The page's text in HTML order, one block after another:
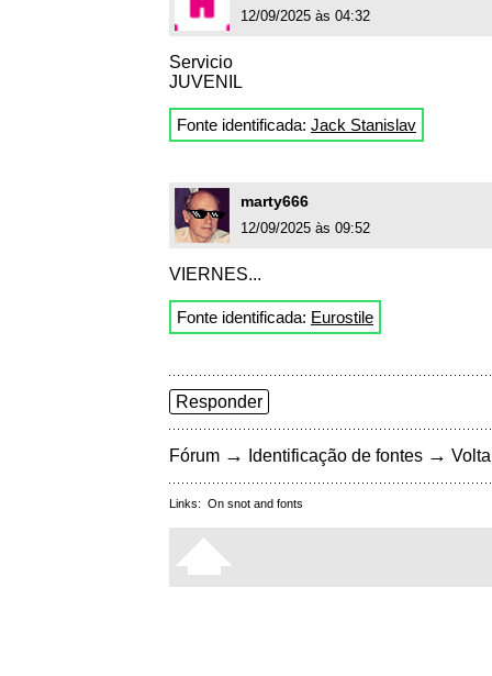
12/09/2025 às 04:32
Servicio
JUVENIL
Fonte identificada: Jack Stanislav
marty666
12/09/2025 às 09:52
VIERNES...
Fonte identificada: Eurostile
Responder
Fórum → Identificação de fontes →
Links: On snot and fonts